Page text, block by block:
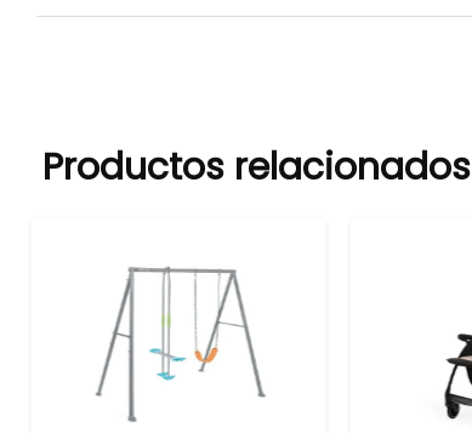
Productos relacionados